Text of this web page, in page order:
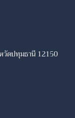
วัดปทุมธานี 12150